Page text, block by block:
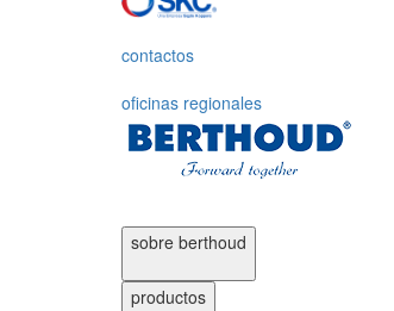
contactos
oficinas regionales
sobre berthoud
productos